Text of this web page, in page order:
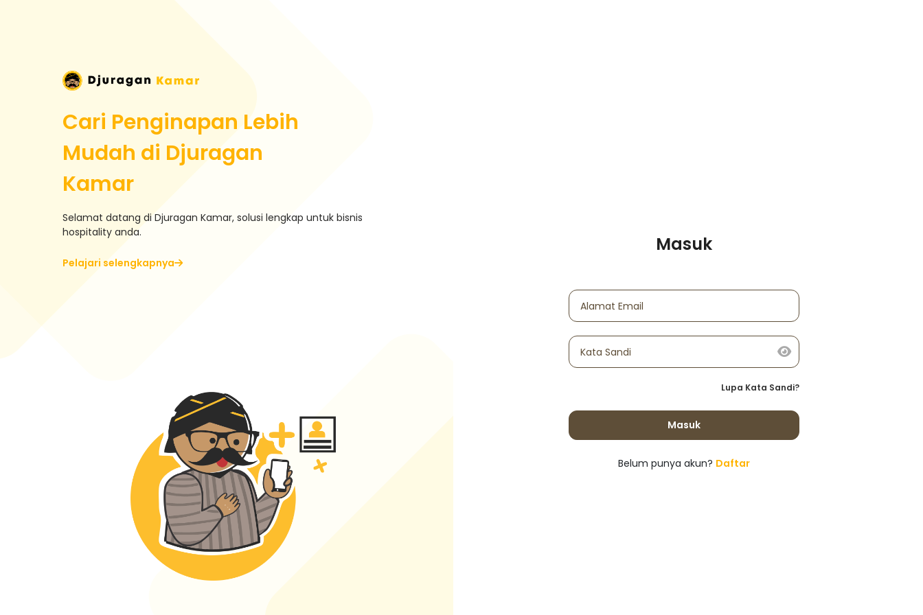
Cari Penginapan Lebih
Mudah di Djuragan
Kamar
Selamat datang di Djuragan Kamar, solusi lengkap untuk bisnis
hospitality anda.
Pelajari selengkapnya
Masuk
Alamat Email
Kata Sandi
Lupa Kata Sandi?
Masuk
Belum punya akun? Daftar